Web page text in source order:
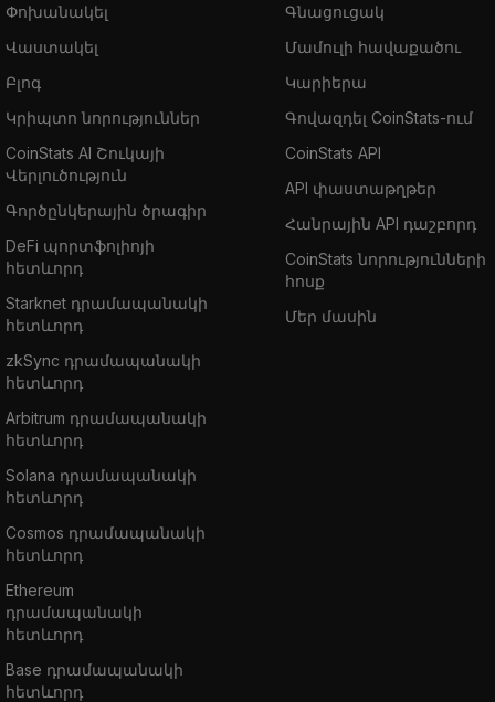
Փոխանակել
Վաստակել
Բլոգ
Կրիպտո նորություններ
CoinStats AI Շուկայի
Վերլուծություն
Գործընկերային ծրագիր
DeFi պորտֆոլիոյի
հետևորդ
Starknet դրամապանակի
հետևորդ
zkSync դրամապանակի
հետևորդ
Arbitrum դրամապանակի
հետևորդ
Solana դրամապանակի
հետևորդ
Cosmos դրամապանակի
հետևորդ
Ethereum
դրամապանակի
հետևորդ
Base դրամապանակի
հետևորդ
Գնացուցակ
Մամուլի հավաքածու
Կարիերա
Գովազդել CoinStats-ում
CoinStats API
API փաստաթղթեր
Հանրային API դաշբորդ
CoinStats նորությունների
հոսք
Մեր մասին